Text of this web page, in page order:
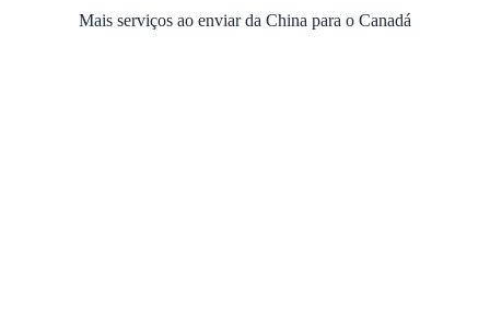
Mais serviços ao enviar da China para o Canadá